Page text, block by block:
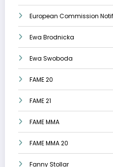
European Commission
Ewa Brodnicka
Ewa Swoboda
FAME 20
FAME 21
FAME MMA
FAME MMA 20
Fanny Stollar